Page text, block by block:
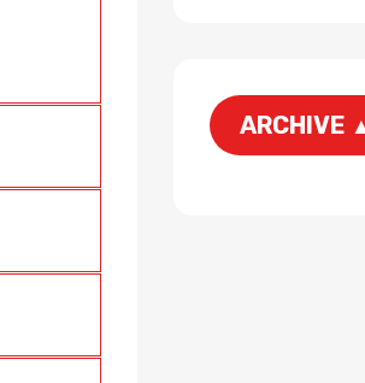
ARCHIVE